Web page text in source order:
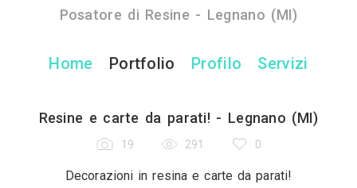
Posatore di Resine - Legnano (MI)
Home Portfolio Profilo Servizi
Resine e carte da parati! - Legnano (MI)
19 291 0
Decorazioni in resina e carte da parati!